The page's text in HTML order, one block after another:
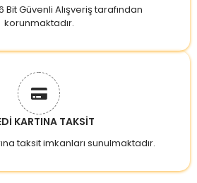
Bit Güvenli Alışveriş tarafından
korunmaktadır.
KARTINA TAKSİT
taksit imkanları sunulmaktadır.